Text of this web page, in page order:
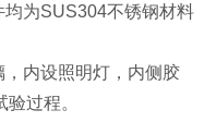
为SUS304不锈钢材料
内设照明灯，内侧胶
过程。